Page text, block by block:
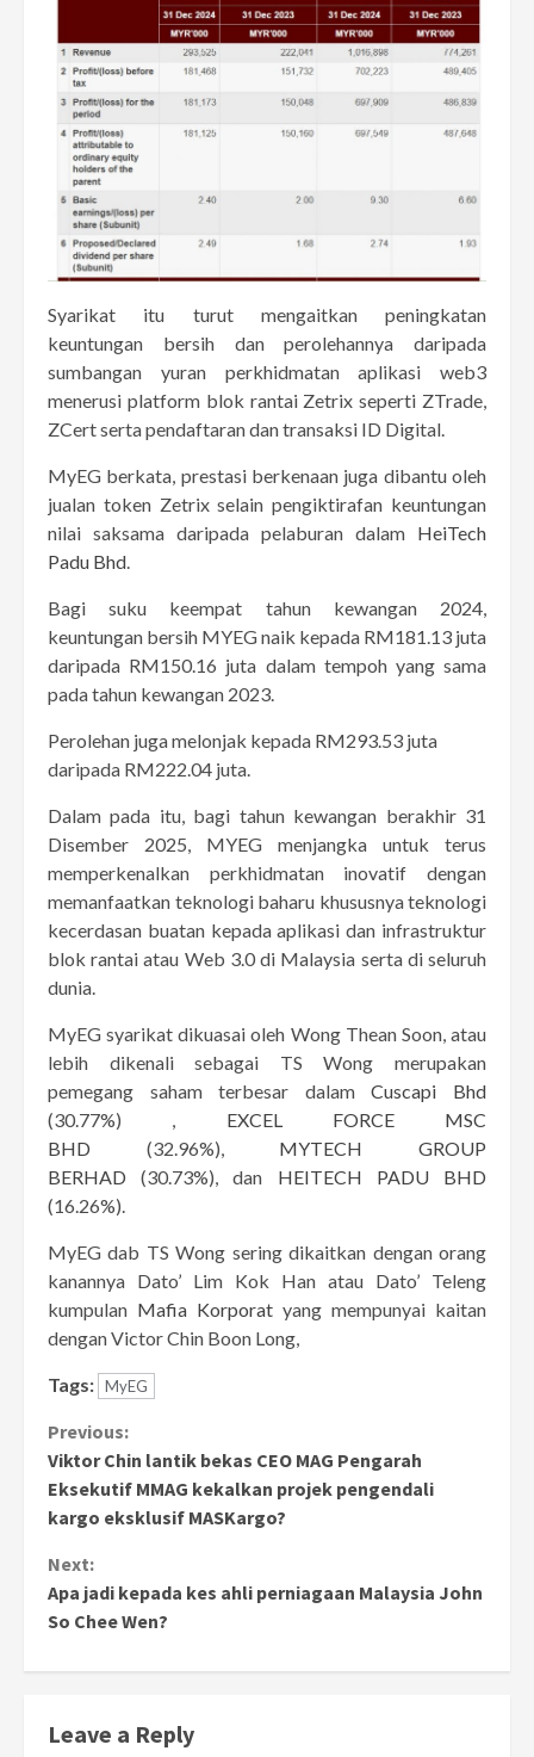
Syarikat itu turut mengaitkan peningkatan
keuntungan bersih dan perolehannya daripada
sumbangan yuran perkhidmatan aplikasi web3
menerusi platform blok rantai Zetrix seperti ZTrade,
ZCert serta pendaftaran dan transaksi ID Digital.
MyEG berkata, prestasi berkenaan juga dibantu oleh
jualan token Zetrix selain pengiktirafan keuntungan
nilai saksama daripada pelaburan dalam HeiTech
Padu Bhd
Bagi suku keempat tahun kewangan 2024,
keuntungan bersih MYEG naik kepada RM181.13 juta
daripada RM150.16 juta dalam tempoh yang sama
pada tahun kewangan 2023.
Perolehan juga melonjak kepada RM293.53 juta
daripada RM222.04 juta.
Dalam pada itu, bagi tahun kewangan berakhir 31
Disember 2025, MYEG menjangka untuk terus
memperkenalkan perkhidmatan inovatif dengan
memanfaatkan teknologi baharu khususnya teknologi
kecerdasan buatan kepada aplikasi dan infrastruktur
blok rantai atau Web 3.0 di Malaysia serta di seluruh
dunia.
MyEG syarikat dikuasai oleh Wong Thean Soon, atau
lebih dikenali sebagai TS Wong merupakan
pemegang saham terbesar dalamCuscapi Bhd
(30.77%) , EXCEL FORCE MSC
BHD (32.96%), MYTECH GROUP
BERHAD (30.73%), dan HEITECH PADU BHD
(16.26%).
MyEG dab TS Wong sering dikaitkan dengan orang
kanannya Dato’ Lim Kok Han atau Dato’ Teleng
kumpulan Mafia Korporat yang mempunyai kaitan
dengan Victor Chin Boon Long,
Tags: MyEG
Continue
Reading
Previous:
Viktor Chin lantik bekas CEO MAG Pengarah
Eksekutif MMAG kekalkan projek pengendali
kargo eksklusif MASKargo?
Next:
Apa jadi kepada kes ahli perniagaan Malaysia John
So Chee Wen?
Leave a Reply